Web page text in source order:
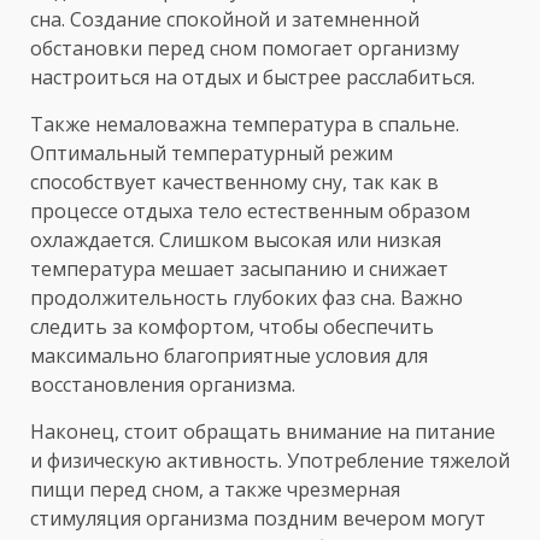
сна. Создание спокойной и затемненной
обстановки перед сном помогает организму
настроиться на отдых и быстрее расслабиться.
Также немаловажна температура в спальне.
Оптимальный температурный режим
способствует качественному сну, так как в
процессе отдыха тело естественным образом
охлаждается. Слишком высокая или низкая
температура мешает засыпанию и снижает
продолжительность глубоких фаз сна. Важно
следить за комфортом, чтобы обеспечить
максимально благоприятные условия для
восстановления организма.
Наконец, стоит обращать внимание на питание
и физическую активность. Употребление тяжелой
пищи перед сном, а также чрезмерная
стимуляция организма поздним вечером могут